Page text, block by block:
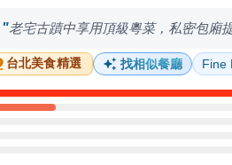
老宅古蹟中享用頂級粵菜，私密包廂
台北美食精選 找相似餐廳 Fine
：14 則評論
：3 則評論
：0 則評論
：0 則評論
：0 則評論